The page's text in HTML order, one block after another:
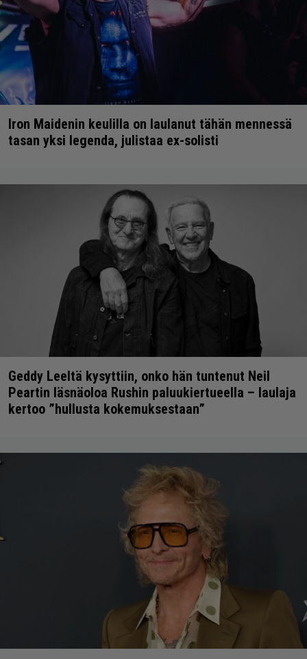
Iron Maidenin keulilla on laulanut tähän mennessä
tasan yksi legenda, julistaa ex-solisti
Geddy Leeltä kysyttiin, onko hän tuntenut Neil
Peartin läsnäoloa Rushin paluukiertueella – laulaja
kertoo ”hullusta kokemuksestaan”